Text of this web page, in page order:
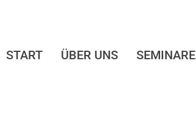
START ÜBER UNS SEMINARE